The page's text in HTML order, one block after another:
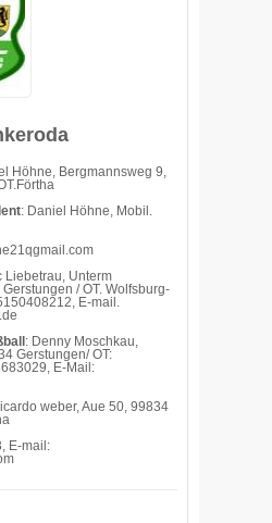
Höhne, Bergmannsweg 9,
: Daniel Höhne, Mobil.
Liebetrau, Unterm
/ OT. Wolfsburg-
E-mail.
: Denny Moschkau,
Gerstungen/ OT:
E-Mail:
weber, Aue 50, 99834
E-mail: